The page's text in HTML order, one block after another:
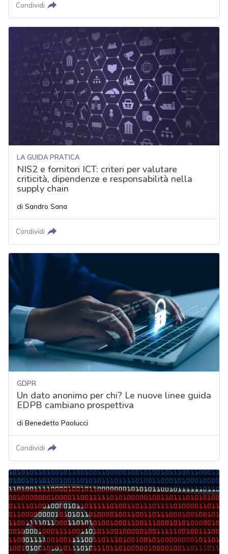
Condividi
LA GUIDA PRATICA
NIS2 e fornitori ICT: criteri per valutare
criticità, dipendenze e responsabilità nella
supply chain
di Sandro Sana
Condividi
GDPR
Un dato anonimo per chi? Le nuove linee guida
EDPB cambiano prospettiva
di Benedetto Paolucci
Condividi